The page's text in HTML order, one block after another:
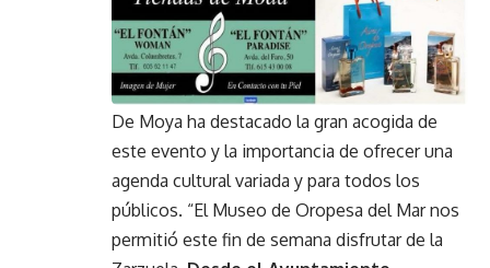
De Moya ha destacado la gran acogida de
este evento y la importancia de ofrecer una
agenda cultural variada y para todos los
públicos. “El Museo de Oropesa del Mar nos
permitió este fin de semana disfrutar de la